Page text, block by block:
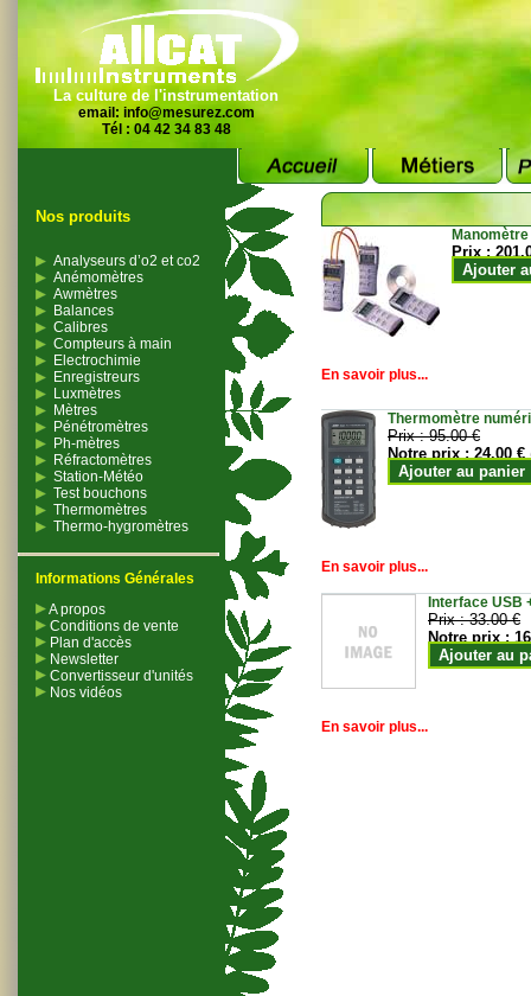
La culture de l'instrumentation
email: info@mesurez.com
Tél : 04 42 34 83 48
Nos produits
Analyseurs d’o2 et co2
Anémomètres
Awmètres
Balances
Calibres
Compteurs à main
Electrochimie
Enregistreurs
Luxmètres
Mètres
Pénétromètres
Ph-mètres
Réfractomètres
Station-Météo
Test bouchons
Thermomètres
Thermo-hygromètres
Informations Générales
A propos
Conditions de vente
Plan d'accès
Newsletter
Convertisseur d'unités
Nos vidéos
Prix :
Ajouter
En savoir plus...
Thermomètre
Prix :95.00 €
Notre prix :24.00 €
Ajouter au panier
En savoir plus...
Interface USB
Prix :33.00 €
Notre prix :
Ajouter au
En savoir plus...